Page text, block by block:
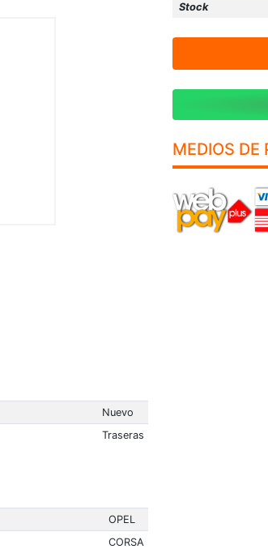
Nuevo
Traseras
OPEL
CORSA
Stock
MEDIOS DE